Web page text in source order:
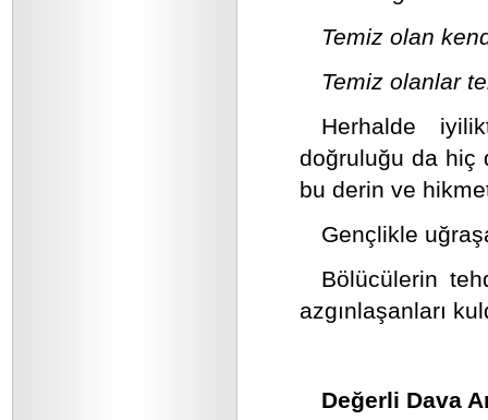
Temiz olan
Temiz olanlar
Herhalde
doğruluğu da hiç
bu derin ve
Gençlikle
Bölücülerin
azgınlaşanları
Değerli Dava